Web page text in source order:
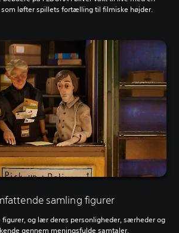
som løfter spillets fortælling til filmiske højder.
samling figurer
figurer, og lær deres personligheder, særheder og
gennem meningsfulde samtaler.